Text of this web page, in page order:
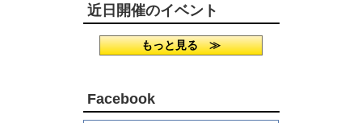
近日開催のイベント
もっと見る ≫
Facebook